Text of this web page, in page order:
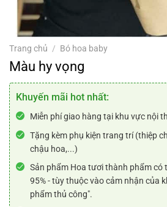
Trang chủ / Bó hoa baby
Màu hy vọng
Khuyến mãi hot nhất:
Miễn phí giao hàng tại khu vực nội
Tặng kèm phụ kiện trang trí (thiệp
chậu hoa,...)
Sản phẩm Hoa tươi thành phẩm có
95% - tùy thuộc vào cảm nhận của
phẩm thủ công".